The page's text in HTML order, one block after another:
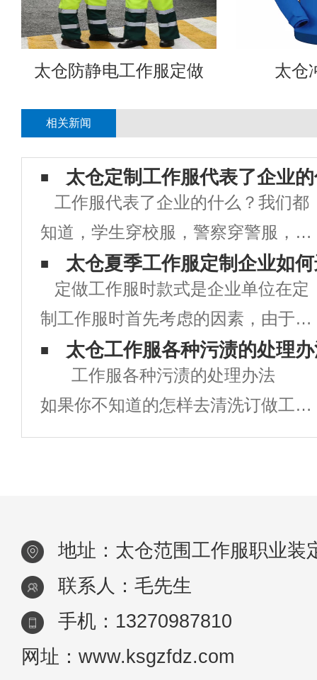
太仓防静电工作服定做 太仓
相关新闻
太仓定制工作服代表了企业
工作服代表了企业的什么？我们都
知道，学生穿校服，警察穿警服，军
人须穿军装，各商务人员也有自己相
应的制服，这些人无论做什么事情之
前都须统一着装，现在很多企业也是
如此，都有统一的工作服，就连超
市、银行、酒
太仓夏季工作服定制企业如
定做工作服时款式是企业单位在定
制工作服时首先考虑的因素，由于工
作服定做时工作服款式的好坏直接关
系到企业的形象，同时也对员工的衣
着心情有着直接影响。款式新颖，出
众的工作服，即能提升企业的品牌形
太仓工作服各种污渍的处理
工作服各种污渍的处理办法
如果你不知道的怎样去清洗订做工作
服的清洗及处理方法的话，在上班生
喝咖啡的习
地址：太仓范围工作服职业装
联系人：毛先生
手机：13270987810
网址：www.ksgzfdz.com